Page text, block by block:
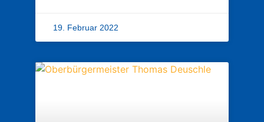
19. Februar 2022